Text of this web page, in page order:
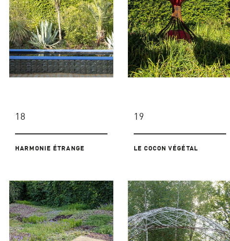
18
HARMONIE ÉTRANGE
19
LE COCON VÉGÉTAL